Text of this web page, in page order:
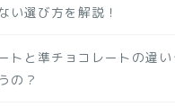
い選び方を解説！
トと準チョコレートの違
の？